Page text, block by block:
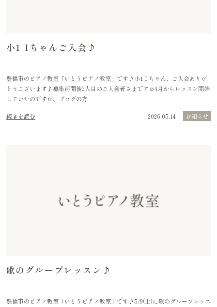
小1 Iちゃんご入会♪
豊橋市のピアノ教室「いとうピアノ教室」です♪小1Ｉちゃん、ご入会ありが
とうございます♪募集再開後2人目のご入会者さまです☺️4月からレッスン開始
していたのですが、ブログの方
続きを読む 2026.05.14 お知らせ
歌のグループレッスン♪
豊橋市のピアノ教室「いとうピアノ教室」です♪5/9(土)に歌のグループレッス